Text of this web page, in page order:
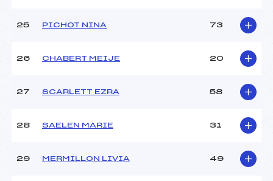
25 PICHOT NINA 73
26 CHABERT MEIJE 20
27 SCARLETT EZRA 58
28 SAELEN MARIE 31
29 MERMILLON LIVIA 49